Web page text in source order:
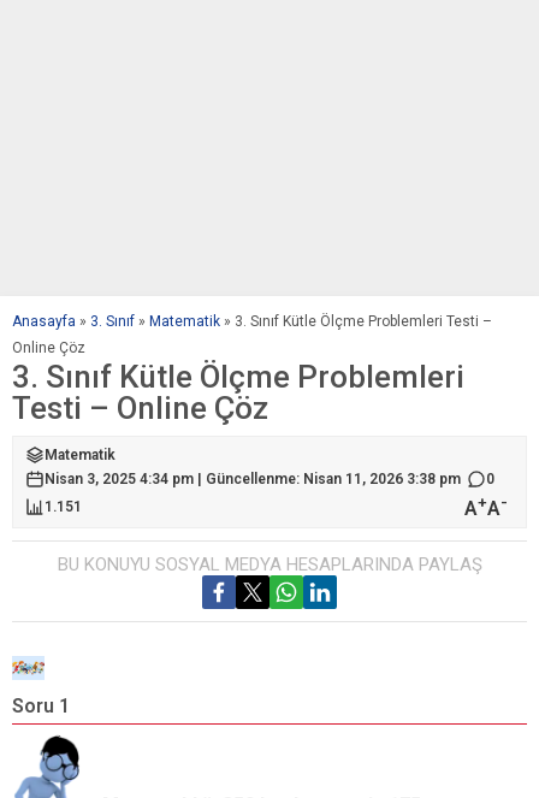
Anasayfa » 3. Sınıf » Matematik » 3. Sınıf Kütle Ölçme Problemleri Testi –
Online Çöz
3. Sınıf Kütle Ölçme Problemleri
Testi – Online Çöz
Matematik
Nisan 3, 2025 4:34 pm | Güncellenme: Nisan 11, 2026 3:38 pm
0
1.151
A+A-
BU KONUYU SOSYAL MEDYA HESAPLARINDA PAYLAŞ
Soru 1